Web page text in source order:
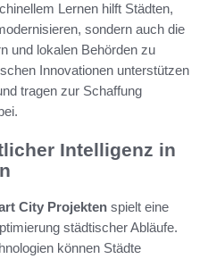
Lernen hilft Städten,
sondern auch die
und lokalen Behörden zu
Innovationen unterstützen
tragen zur Schaffung
Intelligenz in
City Projekten spielt eine
städtischer Abläufe.
können Städte